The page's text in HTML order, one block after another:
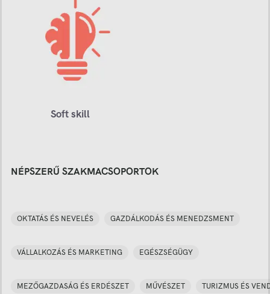
Soft skill
NÉPSZERŰ SZAKMACSOPORTOK
OKTATÁS ÉS NEVELÉS GAZDÁLKODÁS ÉS MENEDZSMENT
VÁLLALKOZÁS ÉS MARKETING EGÉSZSÉGÜGY
MEZŐGAZDASÁG ÉS ERDÉSZET MŰVÉSZET TURIZMUS ÉS